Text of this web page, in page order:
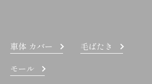
車体 カバー
毛ばたき
モール